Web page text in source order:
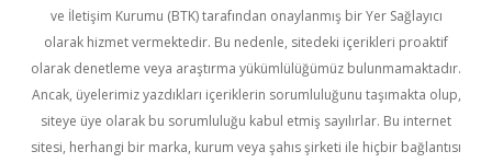
ve İletişim Kurumu (BTK) tarafından onaylanmış bir Yer Sağlayıcı
olarak hizmet vermektedir. Bu nedenle, sitedeki içerikleri proaktif
olarak denetleme veya araştırma yükümlülüğümüz bulunmamaktadır.
Ancak, üyelerimiz yazdıkları içeriklerin sorumluluğunu taşımakta olup,
siteye üye olarak bu sorumluluğu kabul etmiş sayılırlar. Bu internet
sitesi, herhangi bir marka, kurum veya şahıs şirketi ile hiçbir bağlantısı